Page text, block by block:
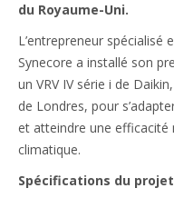
du Royaume-Uni.
L’entrepreneur spécialisé
Synecore a installé son
un VRV IV série i de
de Londres, pour
et atteindre une
climatique.
Spécifications du projet